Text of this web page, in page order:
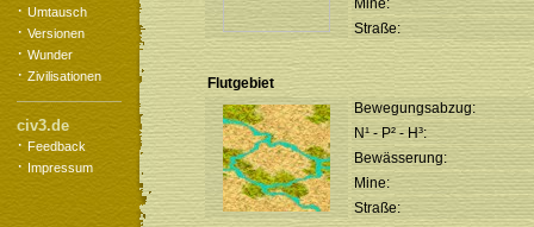
· Umtausch
· Versionen
· Wunder
· Zivilisationen
civ3.de
· Feedback
· Impressum
Mine:
Straße:
Flutgebiet
Bewegungsabzug:
N¹ - P² - H³:
Bewässerung:
Mine:
Straße: